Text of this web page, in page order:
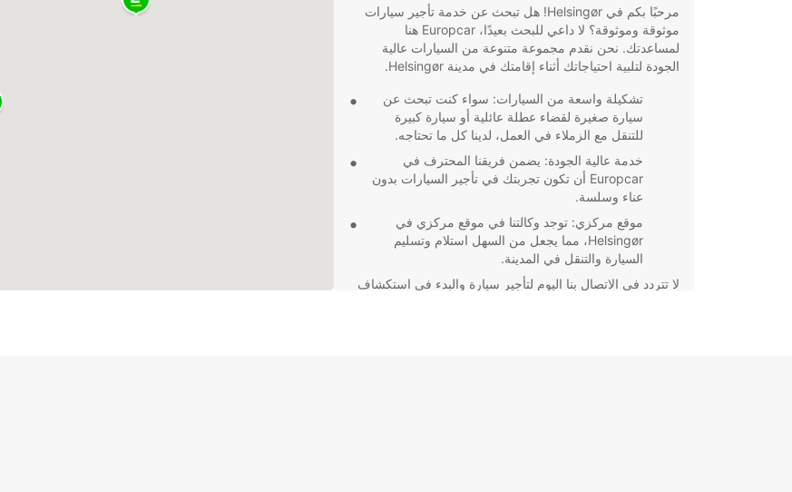
مرحبًا بكم في Helsingør! هل تبحث عن خدمة تأجير سيارات
موثوقة وموثوقة؟ لا داعي للبحث بعيدًا، Europcar هنا
لمساعدتك. نحن نقدم مجموعة متنوعة من السيارات عالية
الجودة لتلبية احتياجاتك أثناء إقامتك في مدينة Helsingør.
تشكيلة واسعة من السيارات: سواء كنت تبحث عن
سيارة صغيرة لقضاء عطلة عائلية أو سيارة كبيرة
للتنقل مع الزملاء في العمل، لدينا كل ما تحتاجه.
خدمة عالية الجودة: يضمن فريقنا المحترف في
Europcar أن تكون تجربتك في تأجير السيارات بدون
عناء وسلسة.
موقع مركزي: توجد وكالتنا في موقع مركزي في
Helsingør، مما يجعل من السهل استلام وتسليم
السيارة والتنقل في المدينة.
لا تتردد في الاتصال بنا اليوم لتأجير سيارة والبدء في استكشاف